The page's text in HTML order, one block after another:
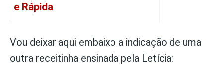
e Rápida
Vou deixar aqui embaixo a indicação de uma
outra receitinha ensinada pela Letícia: